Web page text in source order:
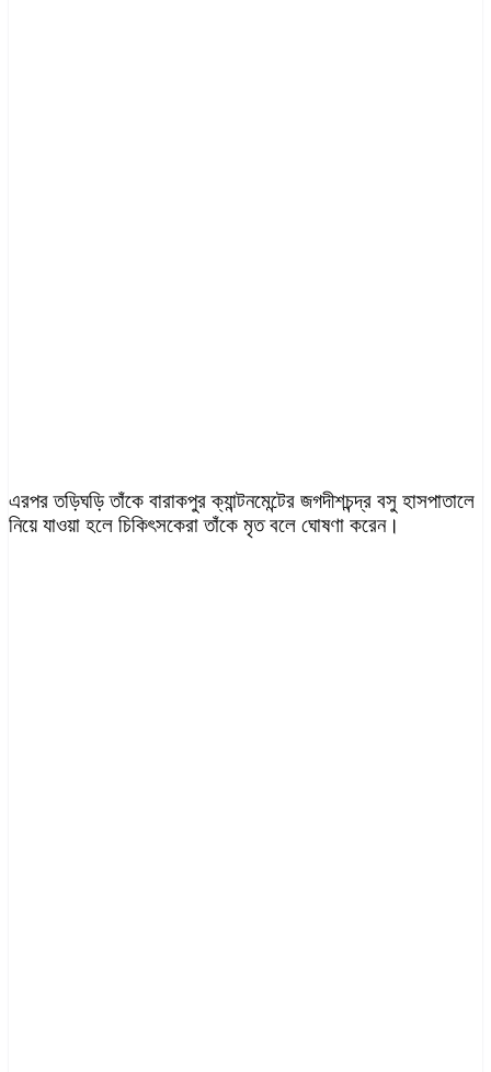
এরপর তড়িঘড়ি তাঁকে বারাকপুর ক্যান্টনমেন্টের জগদীশচন্দ্র বসু হাসপাতালে
নিয়ে যাওয়া হলে চিকিৎসকেরা তাঁকে মৃত বলে ঘোষণা করেন।